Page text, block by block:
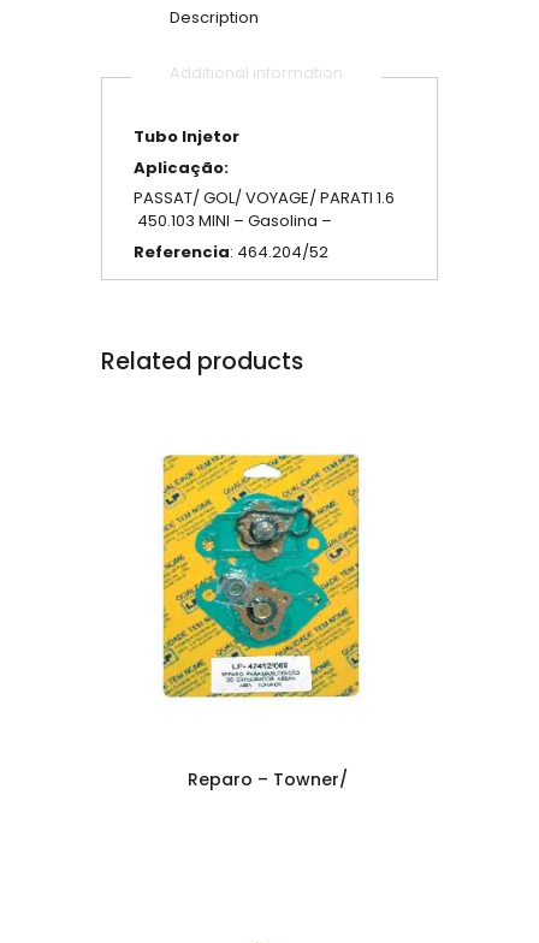
Description
Additional information
Tubo Injetor
Aplicação:
PASSAT/ GOL/ VOYAGE/ PARATI 1.6
450.103 MINI – Gasolina –
Referencia: 464.204/52
Related products
Reparo – Towner/